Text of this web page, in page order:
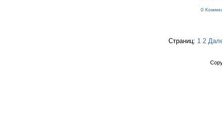
0
Страниц: 1 2